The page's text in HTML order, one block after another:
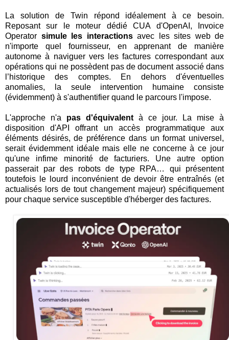
La solution de Twin répond idéalement à ce besoin.
Reposant sur le moteur dédié CUA d'OpenAI, Invoice
Operator simule les interactionsavec les sites web de
n'importe quel fournisseur, en apprenant de manière
autonome à naviguer vers les factures correspondant aux
opérations qui ne possèdent pas de document associé dans
l’historique des comptes. En dehors d'éventuelles
anomalies, la seule intervention humaine consiste
(évidemment) à s'authentifier quand le parcours l'impose.
L'approche n'a pas d'équivalent à ce jour. La mise à
disposition d'API offrant un accès programmatique aux
éléments désirés, de préférence dans un format universel,
serait évidemment idéale mais elle ne concerne à ce jour
qu'une infime minorité de facturiers. Une autre option
passerait par des robots de type RPA… qui présentent
toutefois le lourd inconvénient de devoir être entraînés (et
actualisés lors de tout changement majeur) spécifiquement
pour chaque service susceptible d'héberger des factures.